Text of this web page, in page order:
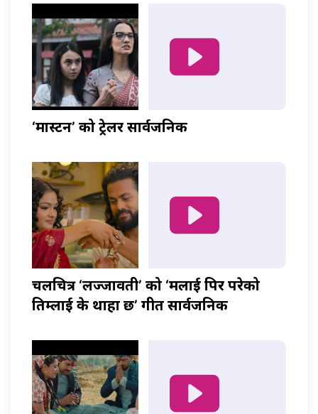
‘मास्टर्नी’ को ट्रेलर सार्वजनिक
चलचित्र ‘लज्जावती’ को ‘मलाई पिर परेको
तिम्लाई के थाहा छ’ गीत सार्वजनिक